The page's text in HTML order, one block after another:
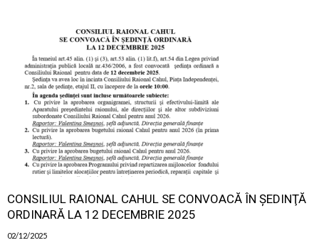
CONSILIUL RAIONAL CAHUL SE CONVOACĂ ÎN ŞEDINŢĂ
ORDINARĂ LA 12 DECEMBRIE 2025
02/12/2025